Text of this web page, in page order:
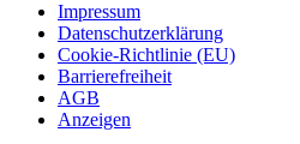
Impressum
Datenschutzerklärung
Cookie-Richtlinie (EU)
Barrierefreiheit
AGB
Anzeigen